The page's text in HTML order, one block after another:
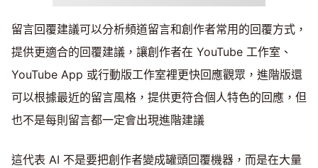
留言回覆建議可以分析頻道留言和創作者常用的回覆方式，
提供更適合的回覆建議，讓創作者在 YouTube 工作室、
YouTube App 或行動版工作室裡更快回應觀眾，進階版還
可以根據最近的留言風格，提供更符合個人特色的回應，但
也不是每則留言都一定會出現進階建議
這代表 AI 不是要把創作者變成罐頭回覆機器，而是在大量